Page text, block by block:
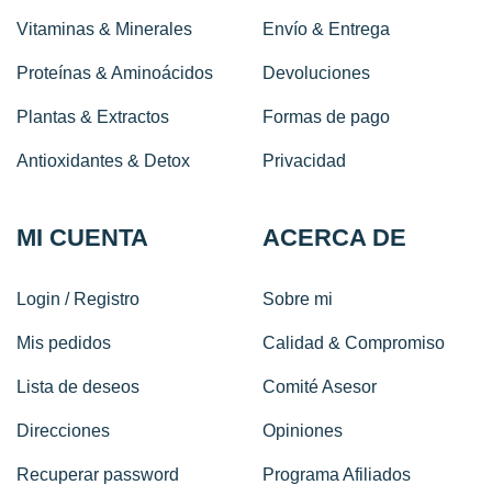
Vitaminas & Minerales
Proteínas & Aminoácidos
Plantas & Extractos
Antioxidantes & Detox
Envío & Entrega
Devoluciones
Formas de pago
Privacidad
MI CUENTA
Login / Registro
Mis pedidos
Lista de deseos
Direcciones
Recuperar password
ACERCA DE
Sobre mi
Calidad & Compromiso
Comité Asesor
Opiniones
Programa Afiliados